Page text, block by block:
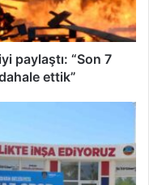
paylaştı: “Son 7
ettik”